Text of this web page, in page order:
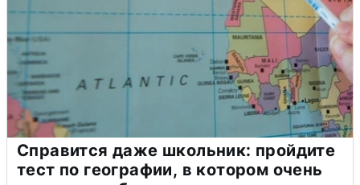
Справится даже школьник: пройдите
тест по географии, в котором очень